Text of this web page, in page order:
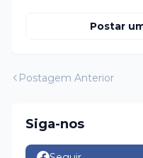
Postar
Postagem Anterior
Siga-nos